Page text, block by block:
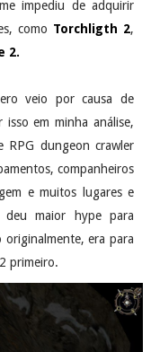
impediu de adquirir
como Torchligth 2,
2.
veio por causa de
em minha análise,
dungeon crawler
companheiros
e muitos lugares e
maior hype para
era para
primeiro.